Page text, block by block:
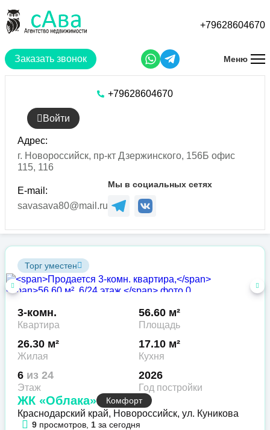
основному
Заказать звонок
+79628604670
Меню
+79628604670
Войти
Адрес:
г. Новороссийск, пр-кт Дзержинского, 156Б офис
115, 116
E-mail:
savasava80@mail.ru
Мы в социальных сетях
Торг уместен
3-комн.
Квартира
56.60 м²
Площадь
26.30 м²
Жилая
17.10 м²
Кухня
6 из 24
Этаж
2026
Год постройки
ЖК «Облака» Комфорт
Краснодарский край, Новороссийск, ул. Куникова
9 просмотров, 1 за сегодня